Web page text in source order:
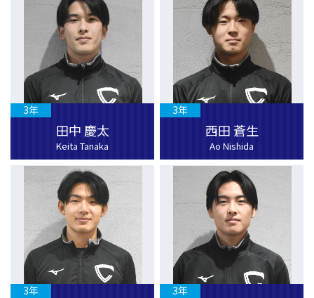
田中 慶太
Keita Tanaka
3年
西田 蒼生
Ao Nishida
3年
3年 3年